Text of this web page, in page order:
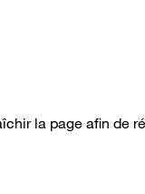
la page afin de